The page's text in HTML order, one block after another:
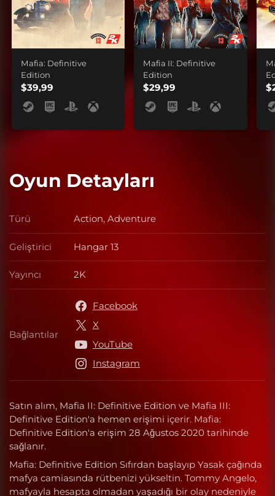
Mafia: Definitive
Edition
$39,99
Mafia II: Definitive
Edition
$29,99
Oyun Detayları
Satın alım, Mafia II: Definitive Edition ve Mafia III:
Definitive Edition'a hemen erişimi içerir. Mafia:
Definitive Edition'a erişim 28 Ağustos 2020 tarihinde
sağlanır.
Mafia: Definitive Edition Sıfırdan başlayıp Yasak çağında
mafya camiasında rütbenizi yükseltin. Tommy Angelo,
mafyayla hesapta olmadan yaşadığı bir olay nedeniyle
Türü Türü
Action, Adventure
Geliştirici Geliştirici
Hangar 13
Yayıncı Yayıncı
2K
Bağlantılar Bağlantılar
Facebook
X
YouTube
Instagram